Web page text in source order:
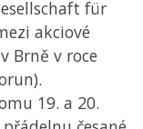
für
akciové
Brně v roce
19. a 20.